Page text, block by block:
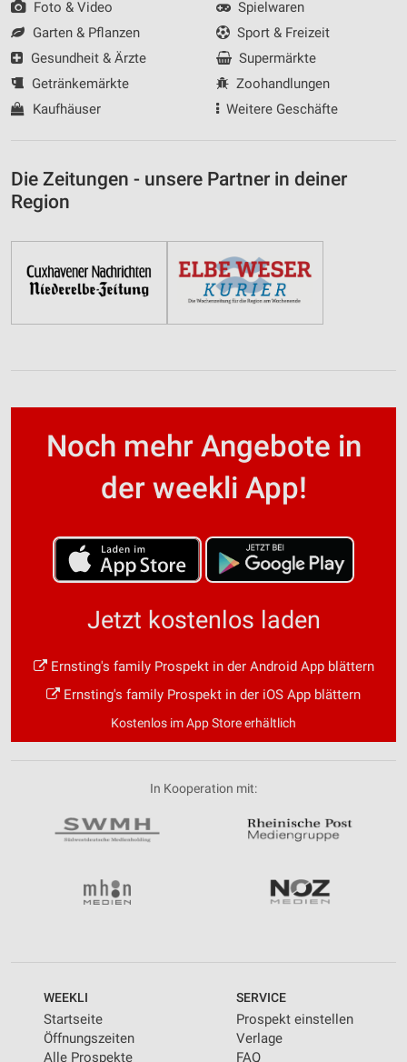
Foto & Video
Garten & Pflanzen
Gesundheit & Ärzte
Getränkemärkte
Kaufhäuser
Spielwaren
Sport & Freizeit
Supermärkte
Zoohandlungen
Weitere Geschäfte
Die Zeitungen - unsere Partner in deiner
Region
Noch mehr Angebote in
der weekli App!
Jetzt kostenlos laden
Ernsting's family Prospekt in der Android App blättern
Ernsting's family Prospekt in der iOS App blättern
Kostenlos im App Store erhältlich
In Kooperation mit:
WEEKLI
Startseite
Öffnungszeiten
Alle Prospekte
SERVICE
Prospekt einstellen
Verlage
FAQ